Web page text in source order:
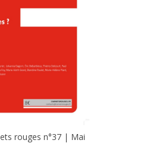
rouges n°37 | Mai